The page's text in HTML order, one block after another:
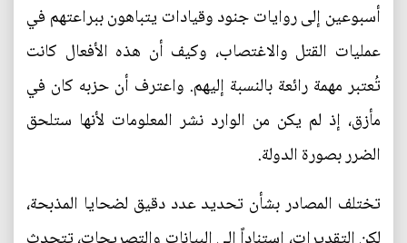
أسبوعين إلى روايات جنود وقيادات يتباهون ببراعتهم في
عمليات القتل والاغتصاب، وكيف أن هذه الأفعال كانت
تُعتبر مهمة رائعة بالنسبة إليهم. واعترف أن حزبه كان في
مأزق، إذ لم يكن من الوارد نشر المعلومات لأنها ستلحق
الضرر بصورة الدولة.
تختلف المصادر بشأن تحديد عدد دقيق لضحايا المذبحة،